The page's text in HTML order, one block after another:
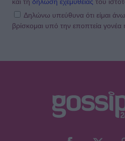
SHOWBIZ
Το όνομα και το πάρτι με
Τσουβέλας: Η σχέση με την
Δηλώνω υπεύθυνα ότι είμαι
βρίσκομαι υπό την εποπτεία